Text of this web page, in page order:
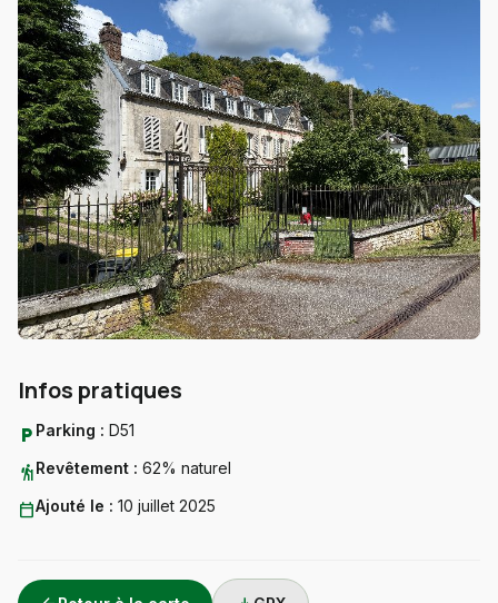
Infos pratiques
local_parking Parking : D51
hikingRevêtement : 62% naturel
calendar_todayAjouté le : 10 juillet 2025